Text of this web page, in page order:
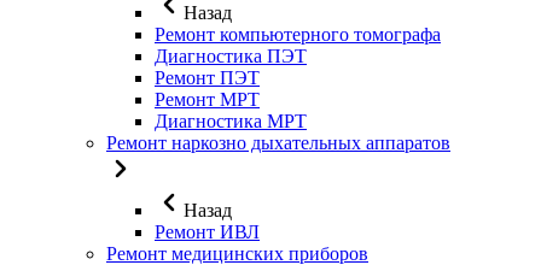
Назад
Ремонт компьютерного томографа
Диагностика ПЭТ
Ремонт ПЭТ
Ремонт МРТ
Диагностика МРТ
Ремонт наркозно дыхательных аппаратов
Назад
Ремонт ИВЛ
Ремонт медицинских приборов